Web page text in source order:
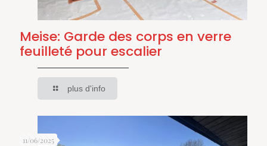
Meise: Garde des corps en verre
feuilleté pour escalier
plus d'info
11/06/2025